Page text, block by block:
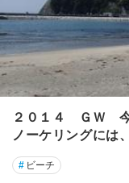
２０１４ ＧＷ 今
ノーケリングには
# ビーチ